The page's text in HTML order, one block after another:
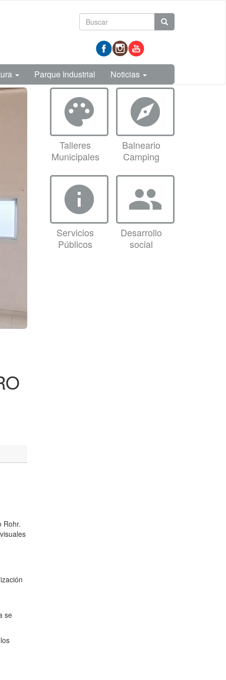
Formulario
de
búsqueda
Parque Industrial Noticias
Rohr.
se
palette
Talleres
Municipales
explore
Balneario
Camping
info
Servicios
Públicos
group
Desarrollo
social